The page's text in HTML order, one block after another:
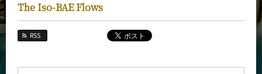
The Iso-BAE Flows
RSS
Education